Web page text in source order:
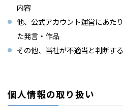
内容
他、公式アカウント運営にあた
た発言・作品
その他、当社が不適当と判断す
個人情報の取り扱い